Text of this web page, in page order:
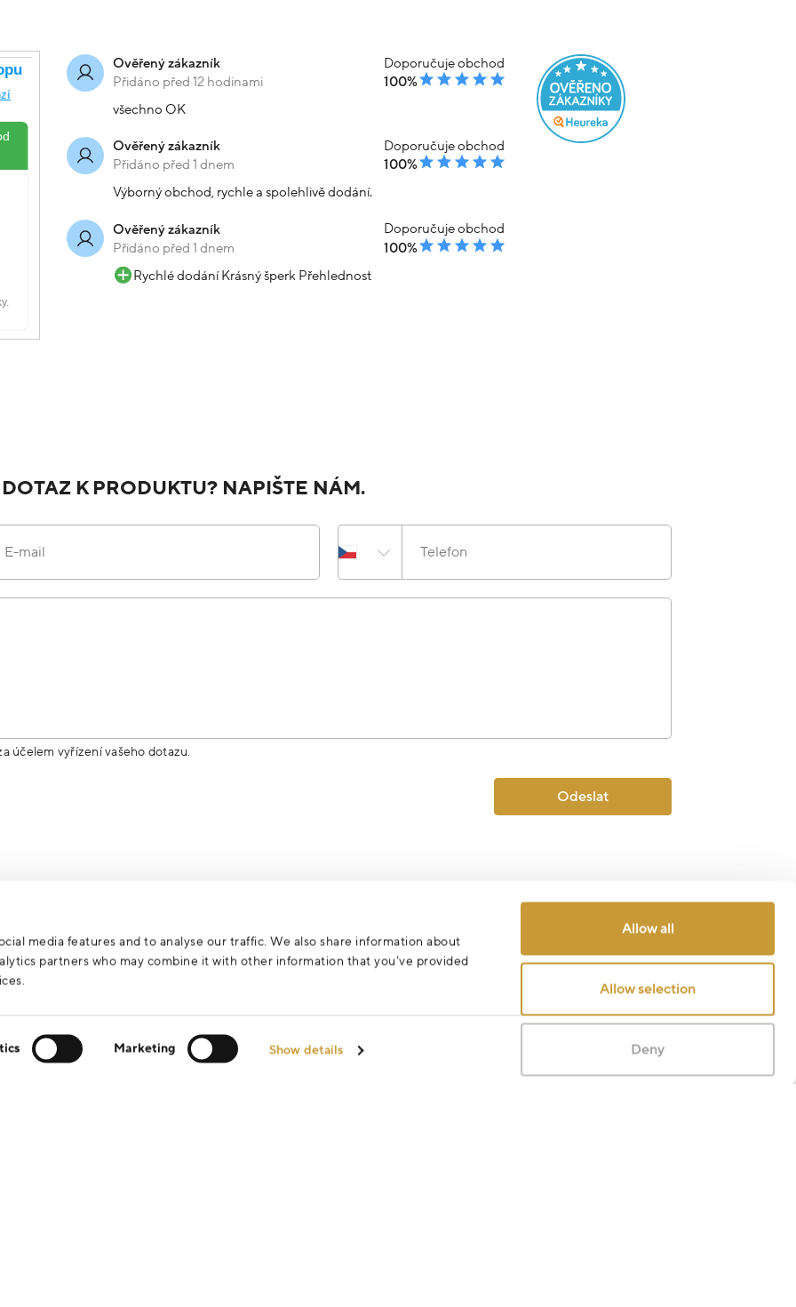
media features and to analyse our traffic. We also share information about
partners who may combine it with other information that you’ve provided
Marketing Show details
Allow all
Allow selection
Deny
Ověřený zákazník
Přidáno před 12 hodinami
Doporučuje obchod
100%
všechno OK
Ověřený zákazník
Přidáno před 1 dnem
Doporučuje obchod
100%
Výborný obchod, rychle a spolehlivě dodání.
Ověřený zákazník
Přidáno před 1 dnem
Doporučuje obchod
100%
Rychlé dodání Krásný šperk Přehlednost
K PRODUKTU? NAPIŠTE NÁM.
E-mail Telefon
účelem vyřízení vašeho dotazu.
Odeslat